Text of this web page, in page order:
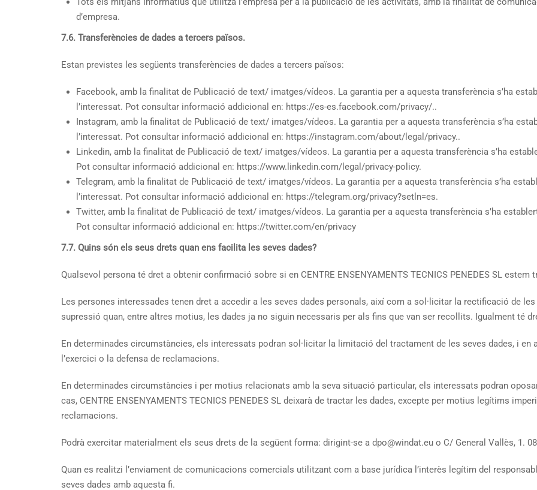
d’empresa.
7.6. Transferències de dades a tercers països.
Estan previstes les següents transferències de dades a tercers països:
Facebook, amb la finalitat de Publicació de text/ imatges/vídeos. La garantia per a aquesta transferència s’ha
l’interessat. Pot consultar informació addicional en: https://es-es.facebook.com/privacy/..
Instagram, amb la finalitat de Publicació de text/ imatges/vídeos. La garantia per a aquesta transferència s’ha
l’interessat. Pot consultar informació addicional en: https://instagram.com/about/legal/privacy..
Linkedin, amb la finalitat de Publicació de text/ imatges/vídeos. La garantia per a aquesta transferència s’ha
Pot consultar informació addicional en: https://www.linkedin.com/legal/privacy-policy.
Telegram, amb la finalitat de Publicació de text/ imatges/vídeos. La garantia per a aquesta transferència s’ha
l’interessat. Pot consultar informació addicional en: https://telegram.org/privacy?setln=es.
Twitter, amb la finalitat de Publicació de text/ imatges/vídeos. La garantia per a aquesta transferència s’ha
Pot consultar informació addicional en: https://twitter.com/en/privacy
7.7. Quins són els seus drets quan ens facilita les seves dades?
Qualsevol persona té dret a obtenir confirmació sobre si en CENTRE ENSENYAMENTS TECNICS PENEDES SL
Les persones interessades tenen dret a accedir a les seves dades personals, així com a sol·licitar la rectificació de
supressió quan, entre altres motius, les dades ja no siguin necessaris per als fins que van ser recollits. Igualment té
En determinades circumstàncies, els interessats podran sol·licitar la limitació del tractament de les seves dades, i en
l’exercici o la defensa de reclamacions.
En determinades circumstàncies i per motius relacionats amb la seva situació particular, els interessats podran
cas, CENTRE ENSENYAMENTS TECNICS PENEDES SL deixarà de tractar les dades, excepte per motius legítims
reclamacions.
Podrà exercitar materialment els seus drets de la següent forma: dirigint-se a dpo@windat.eu o C/ General Vallès, 1.
Quan es realitzi l’enviament de comunicacions comercials utilitzant com a base jurídica l’interès legítim del
seves dades amb aquesta fi.